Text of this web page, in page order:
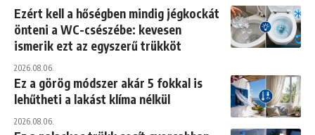
Ezért kell a hőségben mindig jégkockát
önteni a WC-csészébe: kevesen
ismerik ezt az egyszerű trükköt
2026.08.06.
Ez a görög módszer akár 5 fokkal is
lehűtheti a lakást klíma nélkül
2026.08.06.